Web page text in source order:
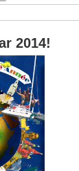
2014!